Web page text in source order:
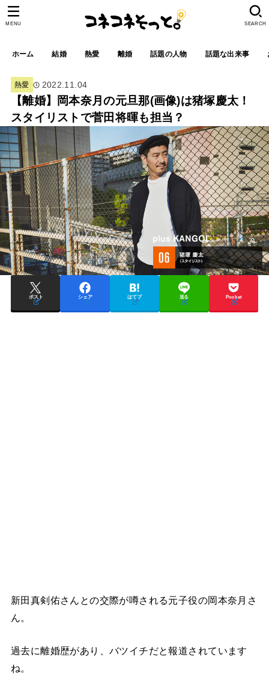
ホーム 結婚 熱愛 離婚 話題の人物 話題な出来事
SEARCH
MENU
熱愛 2022.11.04
【離婚】岡本奈月の元旦那(画像)は猪塚慶太！
スタイリストで菅田将暉も担当？
ポスト シェア はてブ 送る Pocket
新田真剣佑さんとの交際が噂される元子役の岡本奈月さ
ん。
過去に離婚歴があり、バツイチだと報道されています
ね。